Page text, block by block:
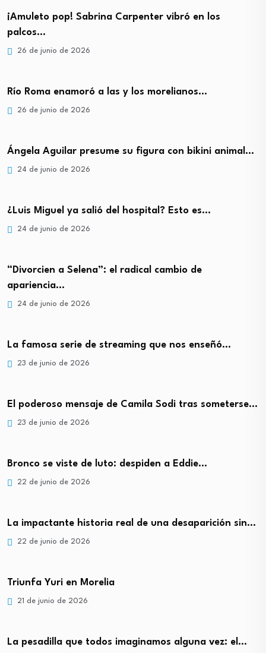
¡Amuleto pop! Sabrina Carpenter vibró en los
palcos…
26 de junio de 2026
Río Roma enamoró a las y los morelianos…
26 de junio de 2026
Ángela Aguilar presume su figura con bikini animal…
24 de junio de 2026
¿Luis Miguel ya salió del hospital? Esto es…
24 de junio de 2026
“Divorcien a Selena”: el radical cambio de
apariencia…
24 de junio de 2026
La famosa serie de streaming que nos enseñó…
23 de junio de 2026
El poderoso mensaje de Camila Sodi tras someterse…
23 de junio de 2026
Bronco se viste de luto: despiden a Eddie…
22 de junio de 2026
La impactante historia real de una desaparición sin…
22 de junio de 2026
Triunfa Yuri en Morelia
21 de junio de 2026
La pesadilla que todos imaginamos alguna vez: el…